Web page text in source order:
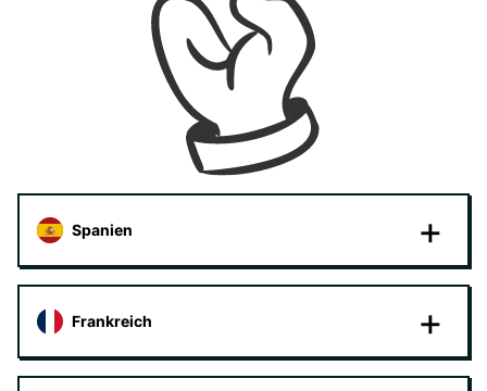
Spanien
Frankreich